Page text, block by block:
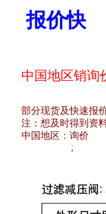
报价快
中国地区销询
部分现货及快速报
注：想及时得到资
中国地区： 询价
;